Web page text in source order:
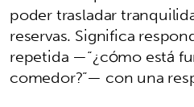
poder trasladar
reservas. Significa
repetida —“¿cómo está
comedor?”— con una